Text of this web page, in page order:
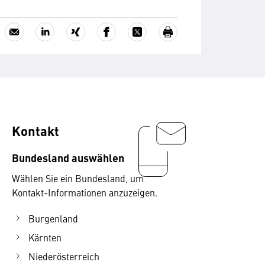
Kontakt
Bundesland auswählen
Wählen Sie ein Bundesland, um
Kontakt-Informationen anzuzeigen.
Burgenland
Kärnten
Niederösterreich